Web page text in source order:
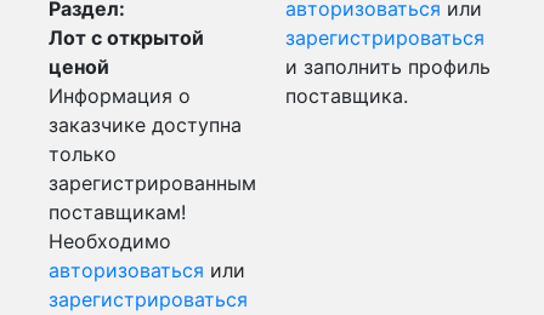
Раздел:
Лот с открытой
ценой
Информация о
заказчике доступна
только
зарегистрированным
поставщикам!
Необходимо
авторизоваться или
зарегистрироваться
авторизоваться или
зарегистрироваться
и заполнить профиль
поставщика.